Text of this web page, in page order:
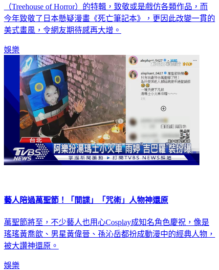
（Treehouse of Horror）的特輯，致敬或是戲仿各類作品，而
今年致敬了日本懸疑漫畫《死亡筆記本》，更因此改變一貫的
美式畫風，令網友期待感再大增。
娛樂
藝人陪過萬聖節！「間諜」「咒術」人物神還原
萬聖節將至，不少藝人也用心Cosplay成知名角色慶祝，像是
瑤瑤黃喬歆、男星黃偉晉、孫沁岳都扮成動漫中的經典人物，
被大讚神還原。
娛樂